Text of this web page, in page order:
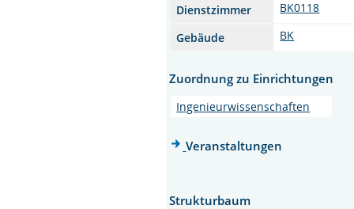
Dienstzimmer
BK0118
Gebäude
BK
Zuordnung zu Einrichtungen
Ingenieurwissenschaften
Veranstaltungen
Strukturbaum